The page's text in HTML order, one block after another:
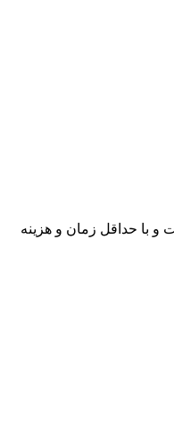
و با حداقل زمان و هزینه